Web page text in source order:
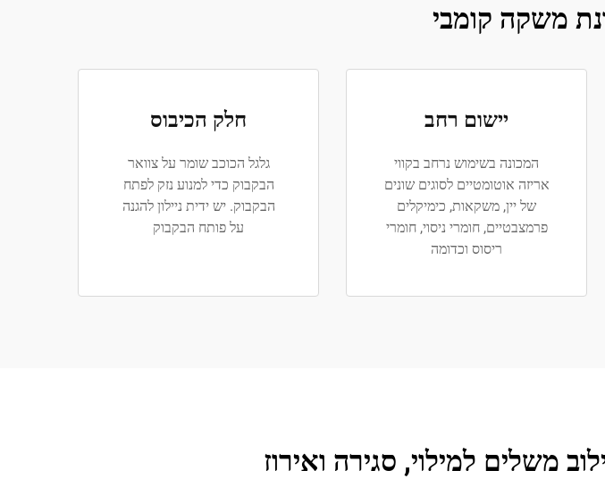
משקה קומבי
יישום רחב
המכונה בשימוש נרחב בקווי
אריזה אוטומטיים לסוגים שונים
של יין, משקאות, כימיקלים
פרמצבטיים, חומרי ניסוי, חומרי
ריסוס וכדומה
חלק הכיבוס
גלגל הכוכב שומר על צוואר
הבקבוק כדי למנוע נזק לפתח
הבקבוק. יש ידית ניילון להגנה
על פותח הבקבוק
משלים למילוי, סגירה ואירוז